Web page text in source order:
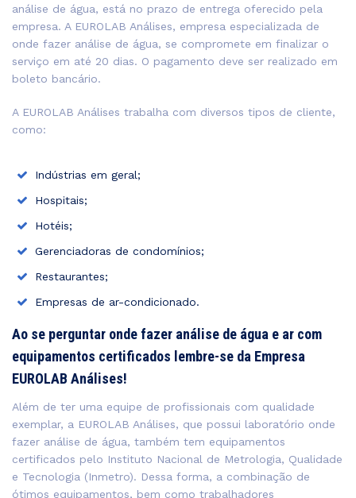
análise de água, está no prazo de entrega oferecido pela
empresa. A EUROLAB Análises, empresa especializada de
onde fazer análise de água, se compromete em finalizar o
serviço em até 20 dias. O pagamento deve ser realizado em
boleto bancário.
A EUROLAB Análises trabalha com diversos tipos de cliente,
como:
Indústrias em geral;
Hospitais;
Hotéis;
Gerenciadoras de condomínios;
Restaurantes;
Empresas de ar-condicionado.
Ao se perguntar onde fazer análise de água e ar com
equipamentos certificados lembre-se da Empresa
EUROLAB Análises!
Além de ter uma equipe de profissionais com qualidade
exemplar, a EUROLAB Análises, que possui laboratório onde
fazer análise de água, também tem equipamentos
certificados pelo Instituto Nacional de Metrologia, Qualidade
e Tecnologia (Inmetro). Dessa forma, a combinação de
ótimos equipamentos, bem como trabalhadores